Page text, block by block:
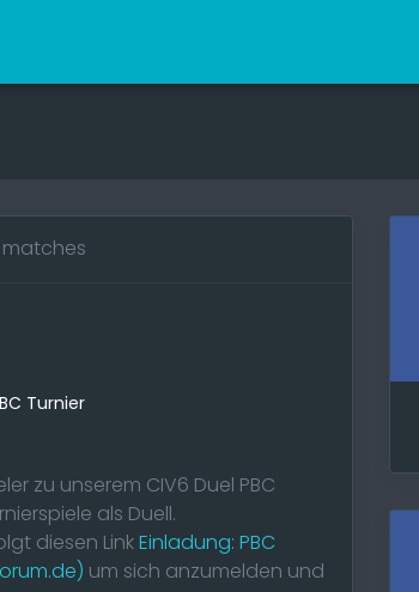
matches
Turnier
zu unserem CIV6 Duel PBC
als Duell.
diesen LinkEinladung: PBC
um sich anzumelden und